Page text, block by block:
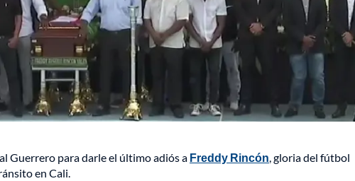
Guerrero para darle el último adiós a Freddy Rincón, gloria del fútbol
en Cali.